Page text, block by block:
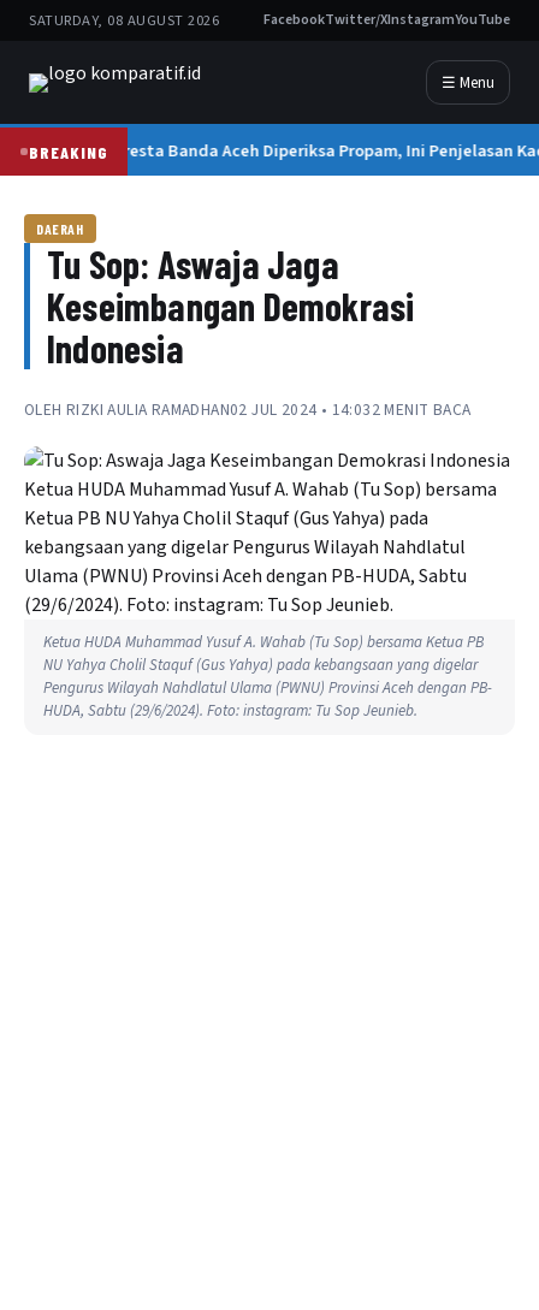
SATURDAY, 08 AUGUST 2026 FacebookTwitter/XInstagramYouTube
☰ Menu
BREAKINGKapolresta Banda Aceh Diperiksa Propam, Ini Penjelasan
DAERAH
Tu Sop: Aswaja Jaga
Keseimbangan Demokrasi
Indonesia
OLEH RIZKI AULIA RAMADHAN02 JUL 2024 • 14:032 MENIT BACA
Ketua HUDA Muhammad Yusuf A. Wahab (Tu Sop) bersama Ketua PB
NU Yahya Cholil Staquf (Gus Yahya) pada kebangsaan yang digelar
Pengurus Wilayah Nahdlatul Ulama (PWNU) Provinsi Aceh dengan PB-
HUDA, Sabtu (29/6/2024). Foto: instagram: Tu Sop Jeunieb.